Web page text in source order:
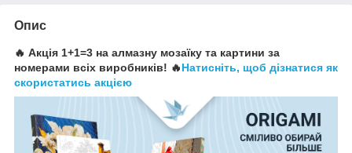
Опис
🔥 Акція 1+1=3 на алмазну мозаїку та картини за
номерами всіх виробників! 🔥Натисніть, щоб дізнатися як
скористатись акцією